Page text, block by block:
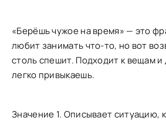
«Берёшь чужое на время» — это
любит занимать что-то, но вот
столь спешит. Подходит к вещам и
легко привыкаешь.
Значение 1. Описывает ситуацию,